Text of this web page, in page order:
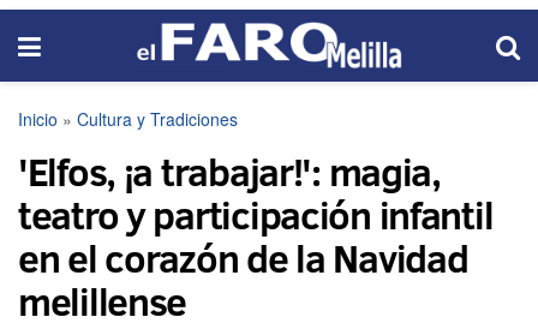
Inicio » Cultura y Tradiciones
'Elfos, ¡a trabajar!': magia,
teatro y participación infantil
en el corazón de la Navidad
melillense